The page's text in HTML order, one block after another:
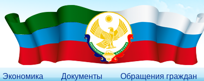
Экономика Документы Обращения граждан